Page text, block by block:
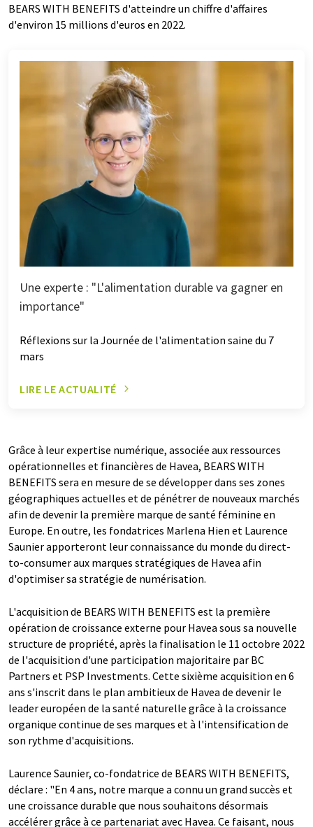
BEARS WITH BENEFITS d'atteindre un chiffre d'affaires
d'environ 15 millions d'euros en 2022.
Une experte : "L'alimentation durable va gagner en
importance"
Réflexions sur la Journée de l'alimentation saine du 7
mars
LIRE LE ACTUALITÉ
Grâce à leur expertise numérique, associée aux ressources
opérationnelles et financières de Havea, BEARS WITH
BENEFITS sera en mesure de se développer dans ses zones
géographiques actuelles et de pénétrer de nouveaux marchés
afin de devenir la première marque de santé féminine en
Europe. En outre, les fondatrices Marlena Hien et Laurence
Saunier apporteront leur connaissance du monde du direct-
to-consumer aux marques stratégiques de Havea afin
d'optimiser sa stratégie de numérisation.
L'acquisition de BEARS WITH BENEFITS est la première
opération de croissance externe pour Havea sous sa nouvelle
structure de propriété, après la finalisation le 11 octobre 2022
de l'acquisition d'une participation majoritaire par BC
Partners et PSP Investments. Cette sixième acquisition en 6
ans s'inscrit dans le plan ambitieux de Havea de devenir le
leader européen de la santé naturelle grâce à la croissance
organique continue de ses marques et à l'intensification de
son rythme d'acquisitions.
Laurence Saunier, co-fondatrice de BEARS WITH BENEFITS,
déclare : "En 4 ans, notre marque a connu un grand succès et
une croissance durable que nous souhaitons désormais
accélérer grâce à ce partenariat avec Havea. Ce faisant, nous